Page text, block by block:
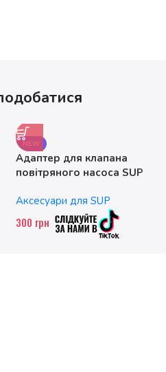
NEW
Адаптер для клапана
повітряного насоса SUP
Аксесуари для SUP
300 грн